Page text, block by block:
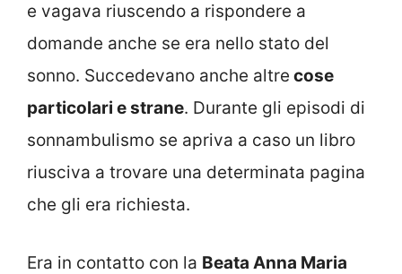
e vagava riuscendo a rispondere a
domande anche se era nello stato del
sonno. Succedevano anche altre cose
particolari e strane. Durante gli episodi di
sonnambulismo se apriva a caso un libro
riusciva a trovare una determinata pagina
che gli era richiesta.
Era in contatto con la Beata Anna Maria